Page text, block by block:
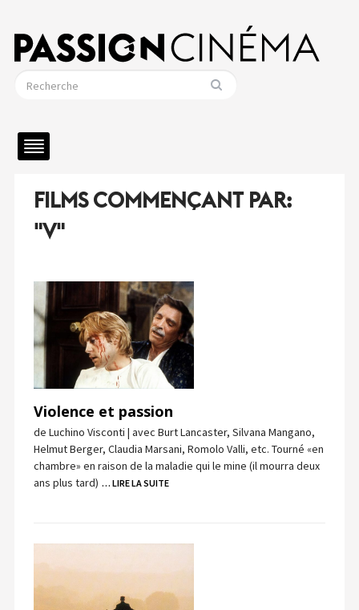
FILMS COMMENÇANT PAR:
"V"
Violence et passion
de Luchino Visconti | avec Burt Lancaster, Silvana Mangano,
Helmut Berger, Claudia Marsani, Romolo Valli, etc. Tourné «en
chambre» en raison de la maladie qui le mine (il mourra deux
ans plus tard) … LIRE LA SUITE